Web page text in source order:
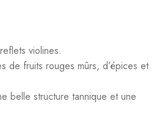
violines.
de fruits rouges mûrs, d’épices et
belle structure tannique et une